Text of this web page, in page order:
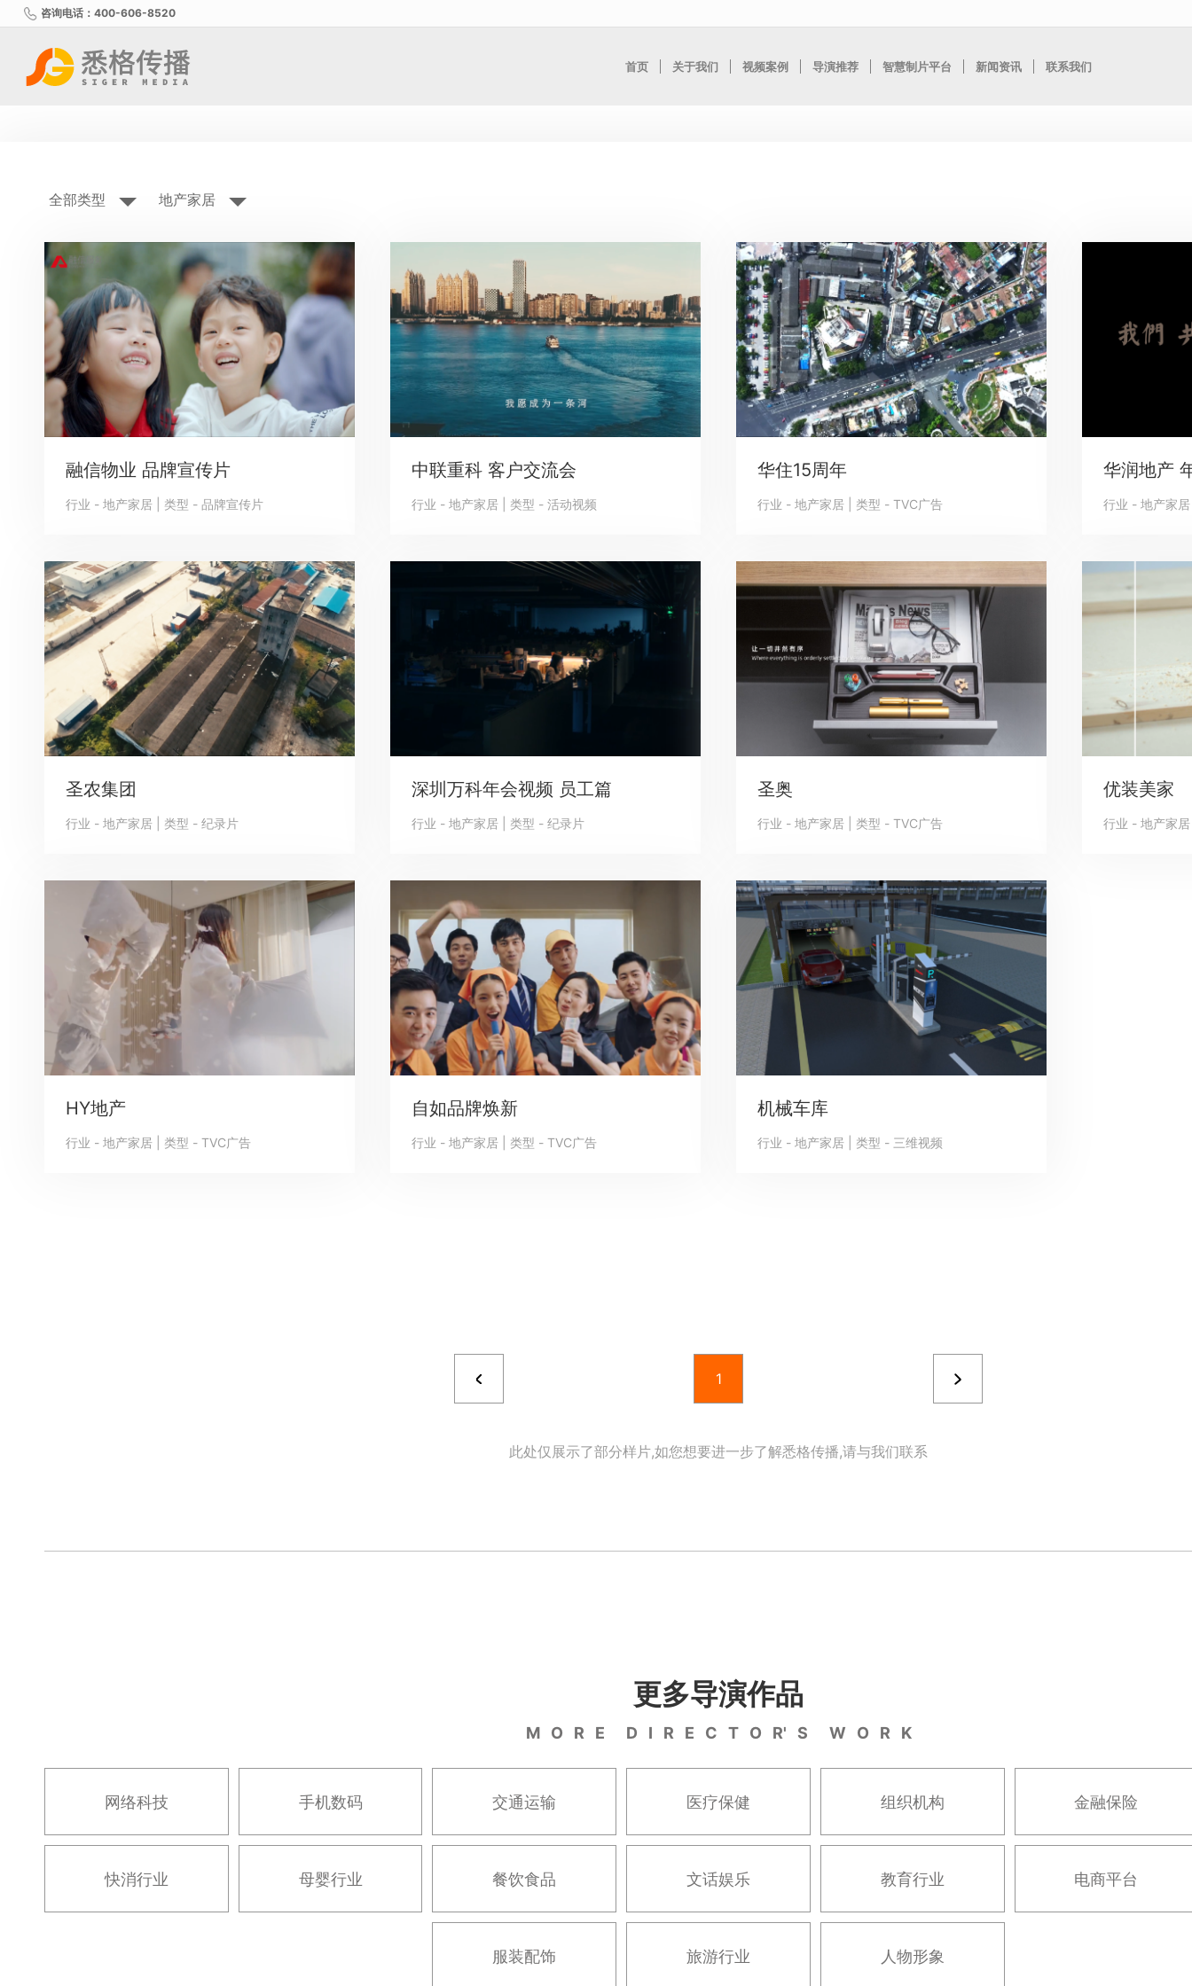
咨询电话：400-606-8520
首页 关于我们 视频案例 导演推荐 智慧制片平台 新闻资讯 联系我们
全部类型 地产家居
融信物业 品牌宣传片
行业 - 地产家居 | 类型 - 品牌宣传片
中联重科 客户交流会
行业 - 地产家居 | 类型 - 活动视频
华住15周年
行业 - 地产家居 | 类型 - TVC广告
华润地产
行业 - 地产家
圣农集团
行业 - 地产家居 | 类型 - 纪录片
深圳万科年会视频 员工篇
行业 - 地产家居 | 类型 - 纪录片
圣奥
行业 - 地产家居 | 类型 - TVC广告
优装美家
行业 - 地产家
HY地产
行业 - 地产家居 | 类型 - TVC广告
自如品牌焕新
行业 - 地产家居 | 类型 - TVC广告
机械车库
行业 - 地产家居 | 类型 - 三维视频
1
此处仅展示了部分样片,如您想要进一步了解悉格传播,请与我们联系
更多导演作品
M O R E D I R E C T O R' S W O R K
网络科技 手机数码 交通运输 医疗保健 组织机构 金融保险
快消行业 母婴行业 餐饮食品 文话娱乐 教育行业 电商平台
服装配饰 旅游行业 人物形象